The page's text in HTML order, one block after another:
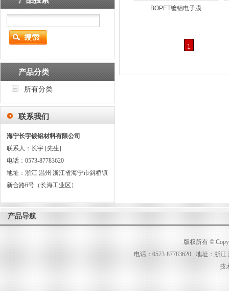
产品分类
所有分类
联系我们
海宁长宇镀铝材料有限公司
联系人：长宇 [先生]
电话：0573-87783620
地址：浙江 温州 浙江省海宁市斜桥镇
新合路6号（长海工业区）
BOPET镀铝电子膜
1
产品导航
版权所有 ©
电话：0573-87783620 地址：浙
技